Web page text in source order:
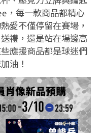
，每一款商品都精心
愛不僅停留在賽場，
禮，還是站在場邊高
應援商品都是球迷們
油！